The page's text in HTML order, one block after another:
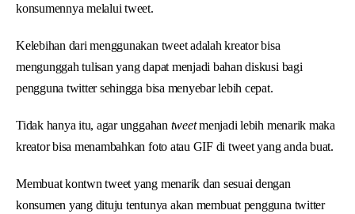
konsumennya melalui tweet.
Kelebihan dari menggunakan tweet adalah kreator bisa
mengunggah tulisan yang dapat menjadi bahan diskusi bagi
pengguna twitter sehingga bisa menyebar lebih cepat.
Tidak hanya itu, agar unggahan tweetmenjadi lebih menarik maka
kreator bisa menambahkan foto atau GIF di tweet yang anda buat.
Membuat kontwn tweet yang menarik dan sesuai dengan
konsumen yang dituju tentunya akan membuat pengguna twitter